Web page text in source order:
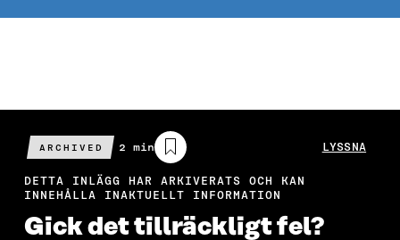
ARCHIVED
Beräknad
läsningstid
2 min LYSSNA
DETTA INLÄGG HAR ARKIVERATS OCH KAN
INNEHÅLLA INAKTUELLT INFORMATION
Gick det tillräckligt fel?